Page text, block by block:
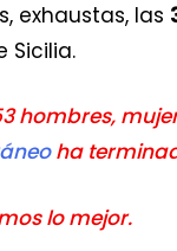
exhaustas, las
Sicilia.
hombres,
ha
lo mejor.